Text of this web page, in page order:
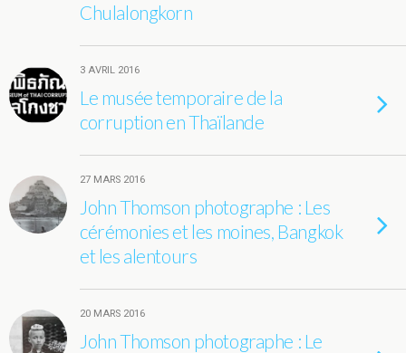
Chulalongkorn
3 AVRIL 2016
Le musée temporaire de la
corruption en Thaïlande
27 MARS 2016
John Thomson photographe : Les
cérémonies et les moines, Bangkok
et les alentours
20 MARS 2016
John Thomson photographe : Le